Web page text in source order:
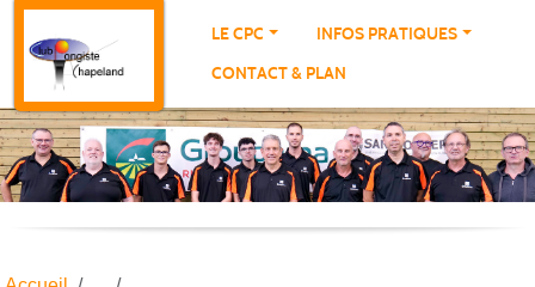
LE CPC
INFOS PRATIQUES
CONTACT & PLAN
Panneau de gestion des cookies